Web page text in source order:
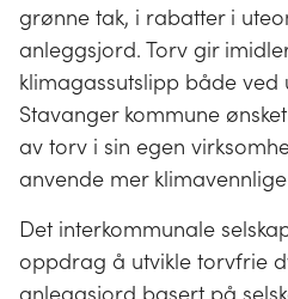
grønne tak, i rabatter i
anleggsjord. Torv gir
klimagassutslipp både ved
Stavanger kommune
av torv i sin egen
anvende mer
Det interkommunale
oppdrag å utvikle torvfrie
anleggsjord basert på